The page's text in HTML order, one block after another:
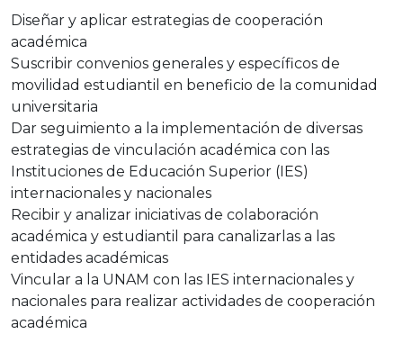
Diseñar y aplicar estrategias de cooperación
académica
Suscribir convenios generales y específicos de
movilidad estudiantil en beneficio de la comunidad
universitaria
Dar seguimiento a la implementación de diversas
estrategias de vinculación académica con las
Instituciones de Educación Superior (IES)
internacionales y nacionales
Recibir y analizar iniciativas de colaboración
académica y estudiantil para canalizarlas a las
entidades académicas
Vincular a la UNAM con las IES internacionales y
nacionales para realizar actividades de cooperación
académica